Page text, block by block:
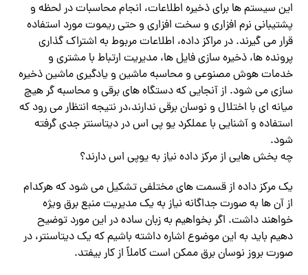
این سیستم ها برای ذخیره اطلاعات، انجام محاسبات در لحظه و
پشتیبانی نرم افزاری و سخت افزاری و حتی ریموت مورد استفاده
قرار می گیرند. در مراکز داده، اطلاعات مربوط به اشتراک گذاری
پرونده ها، ذخیره سازی فایل ها، مدیریت ارتباط با مشتری و
خدمات هوش مصنوعی و محاسبه ماشین و یادگیری ماشین ذخیره
سازی می شود. از آنجایی که دستگاه های برقی و محاسبه گر هیچ
میانه ای با اختلال و نوسان برقی ندارند،در نتیجه انتظار می رود که
استفاده و آشنایی با عملکرد یو پی اس در دیتاسنتر جدی گرفته
شود.
چه بخش هایی از مرکز داده نیاز به یوپی اس دارند؟
یک مرکز داده از قسمت های مختلفی تشکیل می شود که هرکدام
از آن ها به صورت جداگانه نیاز به یک مدیریت منبع برق ویژه
خواهند داشت. اگر بخواهیم به زبان ساده در این مورد توضیح
دهیم باید به این موضوع اشاره داشته باشیم که یک دیتاسنتر، در
صورت بروز نوسان برق ممکن است کاملاً از کار بیفتد.